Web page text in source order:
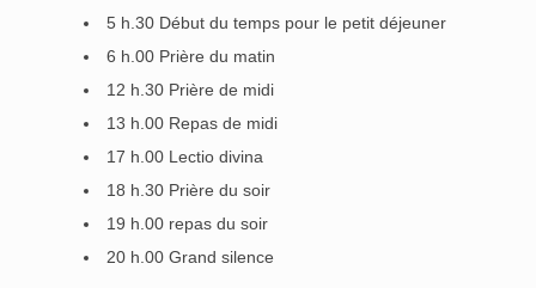
5 h.30 Début du temps pour le petit déjeuner
6 h.00 Prière du matin
12 h.30 Prière de midi
13 h.00 Repas de midi
17 h.00 Lectio divina
18 h.30 Prière du soir
19 h.00 repas du soir
20 h.00 Grand silence